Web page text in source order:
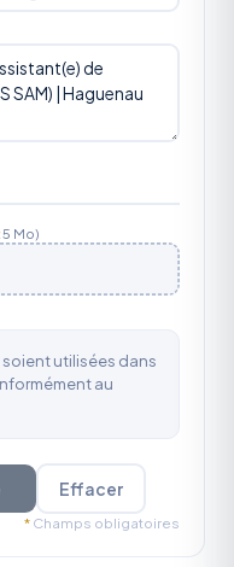
Mo)
soient utilisées dans
au
Effacer
* Champs obligatoires